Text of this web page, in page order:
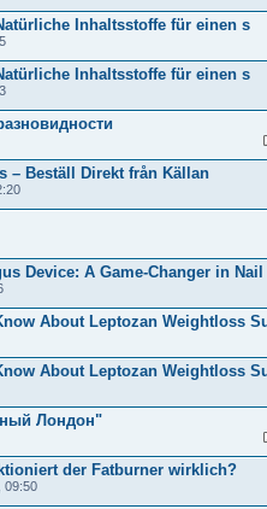
Inhaltsstoffe für einen s
Inhaltsstoffe für einen s
– Beställ Direkt från Källan
Device: A Game-Changer in Nail
About Leptozan Weightloss
About Leptozan Weightloss
Лондон"
der Fatburner wirklich?
09:50